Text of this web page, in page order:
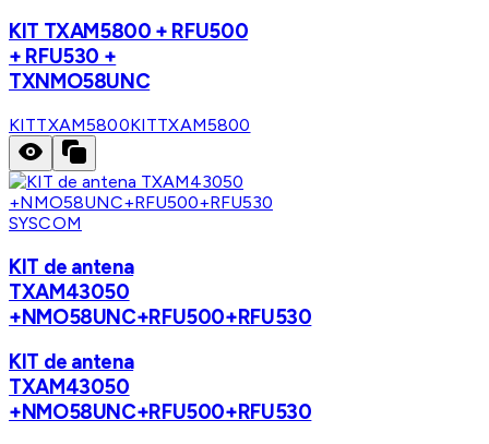
KIT TXAM5800 + RFU500
+ RFU530 +
TXNMO58UNC
KITTXAM5800KITTXAM5800
SYSCOM
KIT de antena
TXAM43050
+NMO58UNC+RFU500+RFU530
KIT de antena
TXAM43050
+NMO58UNC+RFU500+RFU530